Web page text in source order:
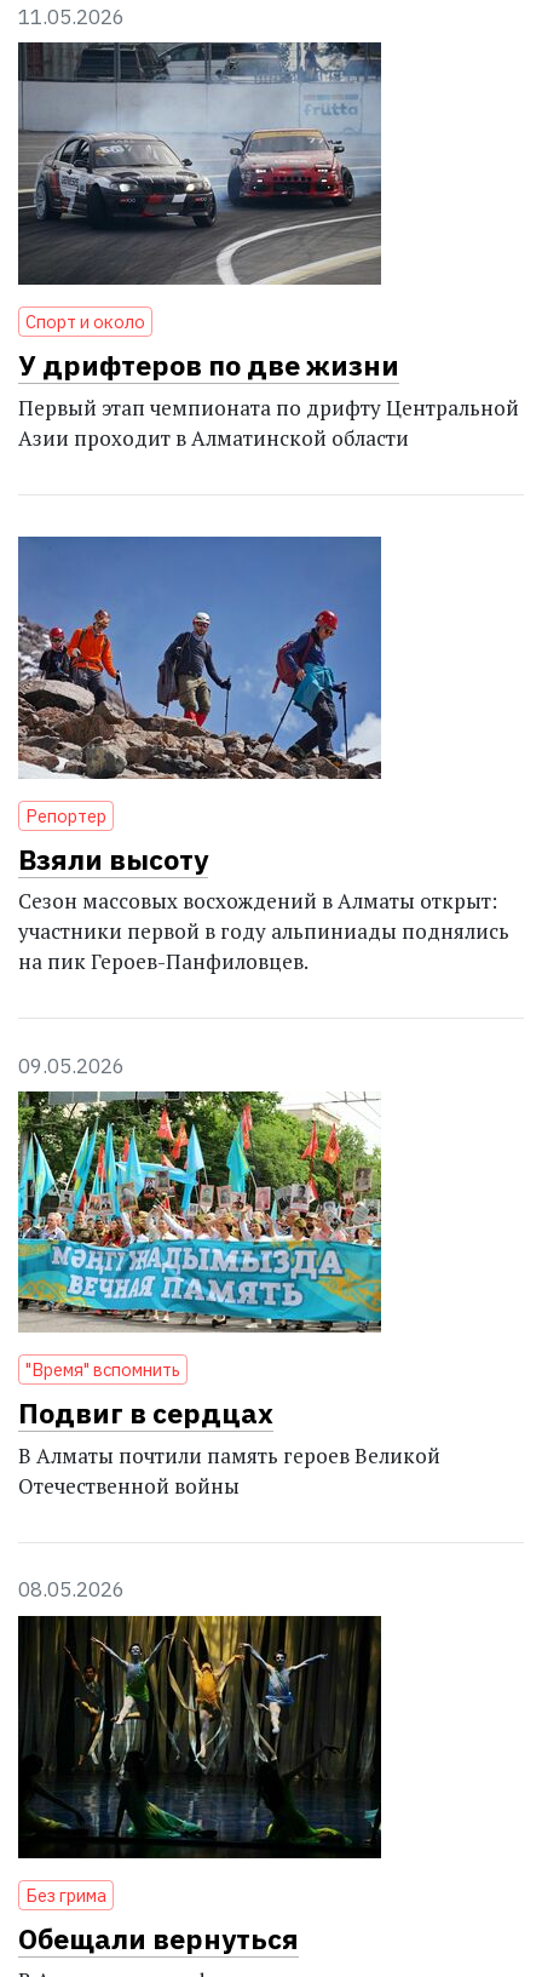
11.05.2026
Спорт и около
У дрифтеров по две жизни
Первый этап чемпионата по дрифту Центральной
Азии проходит в Алматинской области
Репортер
Взяли высоту
Сезон массовых восхождений в Алматы открыт:
участники первой в году альпиниады поднялись
на пик Героев-Панфиловцев.
09.05.2026
"Время" вспомнить
Подвиг в сердцах
В Алматы почтили память героев Великой
Отечественной войны
08.05.2026
Без грима
Обещали вернуться